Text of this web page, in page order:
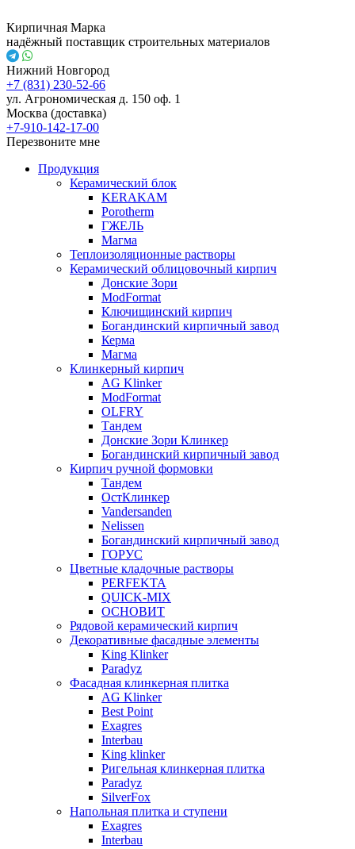
Кирпичная Марка
надёжный поставщик строительных материалов
Нижний Новгород
+7 (831) 230-52-66
ул. Агрономическая д. 150 оф. 1
Москва (доставка)
+7-910-142-17-00
Перезвоните мне
Продукция
Керамический блок
KERAKAM
Porotherm
ГЖЕЛЬ
Магма
Теплоизоляционные растворы
Керамический облицовочный кирпич
Донские Зори
ModFormat
Ключищинский кирпич
Богандинский кирпичный завод
Керма
Магма
Клинкерный кирпич
AG Klinker
ModFormat
OLFRY
Тандем
Донские Зори Клинкер
Богандинский кирпичный завод
Кирпич ручной формовки
Тандем
ОстКлинкер
Vandersanden
Nelissen
Богандинский кирпичный завод
ГОРУС
Цветные кладочные растворы
PERFEKTA
QUICK-MIX
ОСНОВИТ
Рядовой керамический кирпич
Декоративные фасадные элементы
King Klinker
Paradyz
Фасадная клинкерная плитка
AG Klinker
Best Point
Exagres
Interbau
King klinker
Ригельная клинкерная плитка
Paradyz
SilverFox
Напольная плитка и ступени
Exagres
Interbau